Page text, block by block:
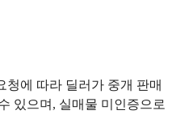
청에 따라 딜러가 중개 판매
있으며, 실매물 미인증으로